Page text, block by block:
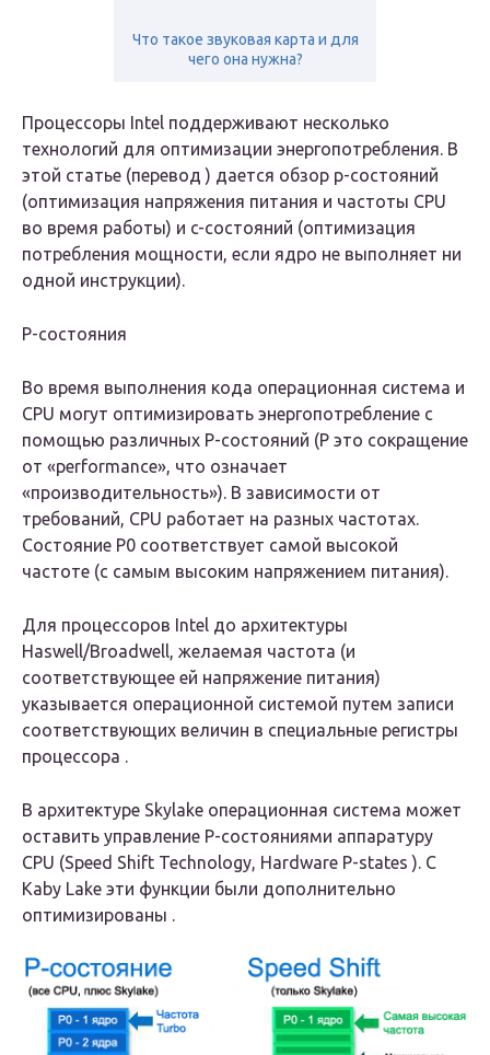
Что такое звуковая карта и для
чего она нужна?
Процессоры Intel поддерживают несколько
технологий для оптимизации энергопотребления. В
этой статье (перевод ) дается обзор p-состояний
(оптимизация напряжения питания и частоты CPU
во время работы) и c-состояний (оптимизация
потребления мощности, если ядро не выполняет ни
одной инструкции).
P-состояния
Во время выполнения кода операционная система и
CPU могут оптимизировать энергопотребление с
помощью различных P-состояний (P это сокращение
от «performance», что означает
«производительность»). В зависимости от
требований, CPU работает на разных частотах.
Состояние P0 соответствует самой высокой
частоте (с самым высоким напряжением питания).
Для процессоров Intel до архитектуры
Haswell/Broadwell, желаемая частота (и
соответствующее ей напряжение питания)
указывается операционной системой путем записи
соответствующих величин в специальные регистры
процессора .
В архитектуре Skylake операционная система может
оставить управление P-состояниями аппаратуру
CPU (Speed Shift Technology, Hardware P-states ). С
Kaby Lake эти функции были дополнительно
оптимизированы .